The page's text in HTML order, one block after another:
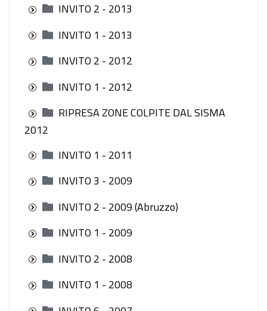
INVITO 2 - 2013
INVITO 1 - 2013
INVITO 2 - 2012
INVITO 1 - 2012
RIPRESA ZONE COLPITE DAL SISMA
2012
INVITO 1 - 2011
INVITO 3 - 2009
INVITO 2 - 2009 (Abruzzo)
INVITO 1 - 2009
INVITO 2 - 2008
INVITO 1 - 2008